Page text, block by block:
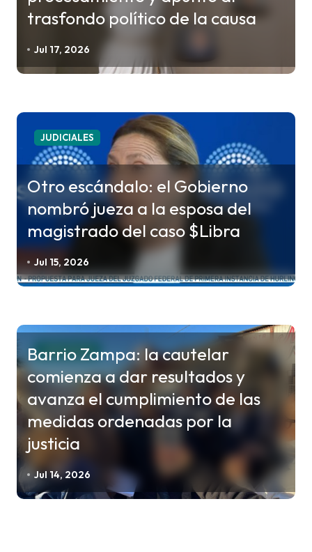
t
a
a
s
trasfondo político de la causa
Jul 17, 2026
JUDICIALES
Otro escándalo: el Gobierno
nombró jueza a la esposa del
magistrado del caso $Libra
Jul 15, 2026
JUDICIALES
Barrio Zampa: la cautelar
comienza a dar resultados y
avanza el cumplimiento de las
medidas ordenadas por la
justicia
Jul 14, 2026